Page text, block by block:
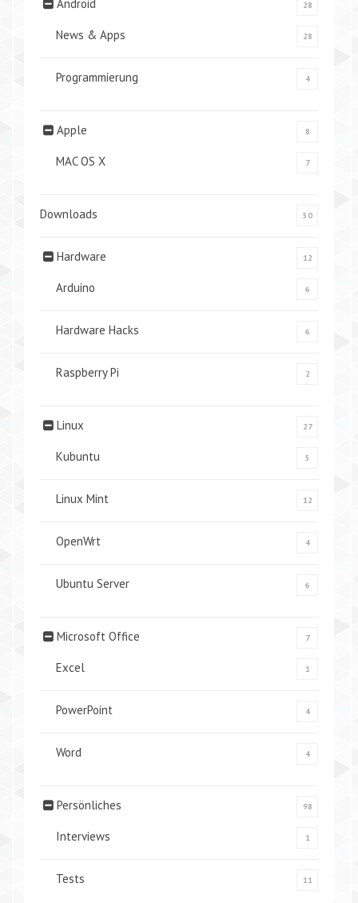
Android 28
News & Apps 28
Programmierung 4
Apple 8
MAC OS X 7
Downloads 50
Hardware 12
Arduino 6
Hardware Hacks 6
Raspberry Pi 2
Linux 27
Kubuntu 5
Linux Mint 12
OpenWrt 4
Ubuntu Server 6
Microsoft Office 7
Excel 1
PowerPoint 4
Word 4
Persönliches 98
Interviews 1
Tests 11